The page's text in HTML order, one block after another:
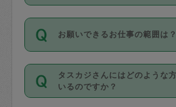
リカ、au WALLETなど）は
銀行振込や現金払いも対応し
なお、タスカジさんの交通
金のご請求と合わせてお支払
りに、一定数を超えたキャ
（例：毎週定期の場合は３
ンセルが有償（1200円、隔
は２回以上のキャンセルが
ます。交通費の金額は「依
時間帯は3種類あります。
たり３時間です。
・ＡＭ ９時～１２時
・ＰＭ １３時～１６時
・夜 １８時～２１時
お願いできるお仕事の範囲は？
掃除、整理収納、洗濯、買
作り置きです。タスカジさん
きる仕事の範囲が異なりま
タスカジさんにはどのような
いるのですか？